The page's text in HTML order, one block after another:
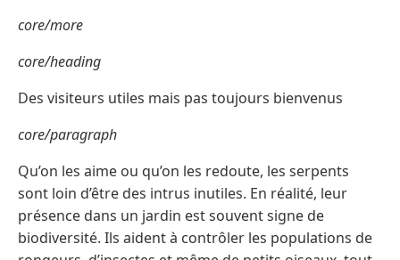
core/more
core/heading
Des visiteurs utiles mais pas toujours bienvenus
core/paragraph
Qu’on les aime ou qu’on les redoute, les serpents
sont loin d’être des intrus inutiles. En réalité, leur
présence dans un jardin est souvent signe de
biodiversité. Ils aident à contrôler les populations de